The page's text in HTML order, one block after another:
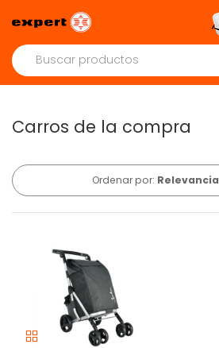
Carros de la compra
Ordenar por: Relevancia